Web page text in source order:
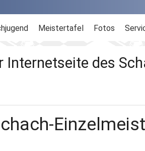
Meistertafel Fotos
des